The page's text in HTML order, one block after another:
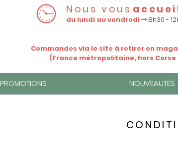
Nous vous
du lundi au vendredi 8h30 -
Commandes via le site à retirer en
(France métropolitaine, hors Corse
PROMOTIONS NOUVEAUTÉS